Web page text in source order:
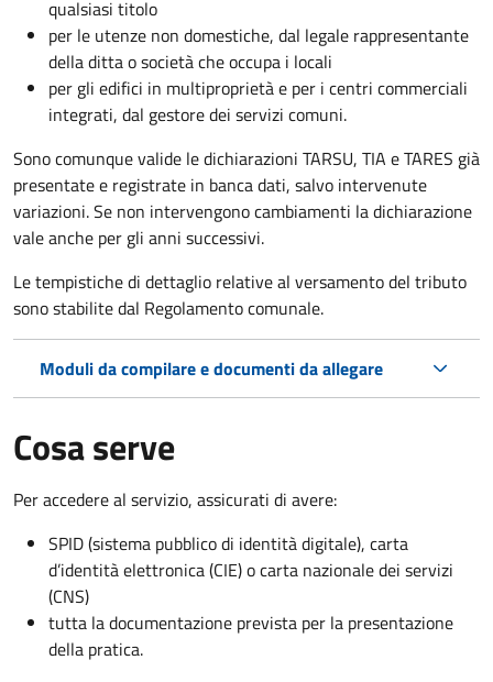
qualsiasi titolo
per le utenze non domestiche, dal legale rappresentante
della ditta o società che occupa i locali
per gli edifici in multiproprietà e per i centri commerciali
integrati, dal gestore dei servizi comuni.
Sono comunque valide le dichiarazioni TARSU, TIA e TARES già
presentate e registrate in banca dati, salvo intervenute
variazioni. Se non intervengono cambiamenti la dichiarazione
vale anche per gli anni successivi.
Le tempistiche di dettaglio relative al versamento del tributo
sono stabilite dal Regolamento comunale.
Moduli da compilare e documenti da allegare
Cosa serve
Per accedere al servizio, assicurati di avere:
SPID (sistema pubblico di identità digitale), carta
d’identità elettronica (CIE) o carta nazionale dei servizi
(CNS)
tutta la documentazione prevista per la presentazione
della pratica.